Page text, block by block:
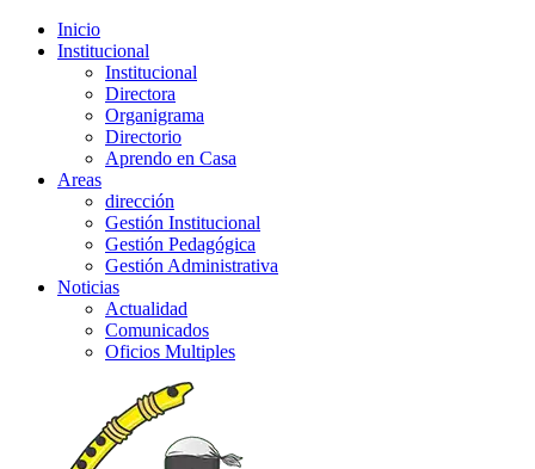
Inicio
Institucional
Institucional
Directora
Organigrama
Directorio
Aprendo en Casa
Areas
dirección
Gestión Institucional
Gestión Pedagógica
Gestión Administrativa
Noticias
Actualidad
Comunicados
Oficios Multiples